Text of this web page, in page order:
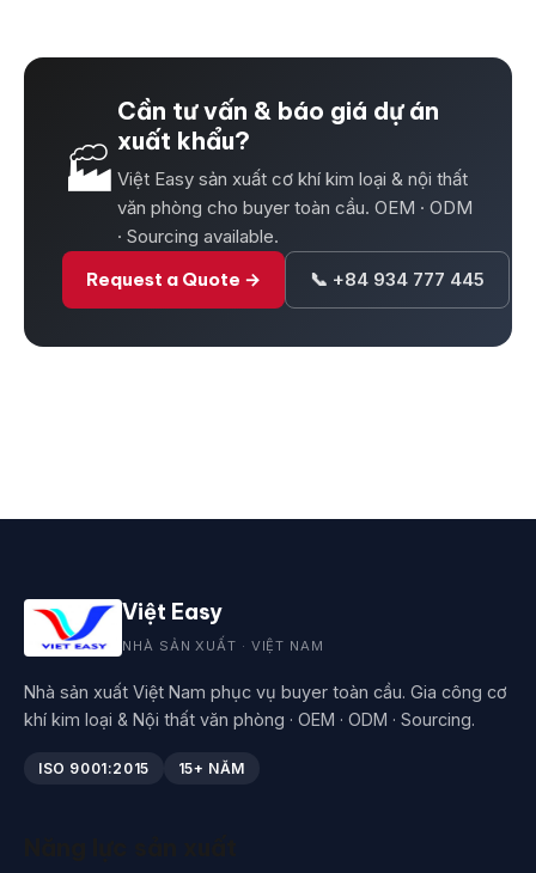
🏭
Cần tư vấn & báo giá dự án
xuất khẩu?
Việt Easy sản xuất cơ khí kim loại & nội thất
văn phòng cho buyer toàn cầu. OEM · ODM
· Sourcing available.
Request a Quote →
📞 +84 934 777 445
Việt Easy
NHÀ SẢN XUẤT · VIỆT NAM
Nhà sản xuất Việt Nam phục vụ buyer toàn cầu. Gia công cơ
khí kim loại & Nội thất văn phòng · OEM · ODM · Sourcing.
ISO 9001:2015 15+ NĂM